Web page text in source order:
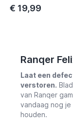
€ 19,99
Ranqer
Laat een
verstoren.
van Ranqer
vandaag nog
houden.